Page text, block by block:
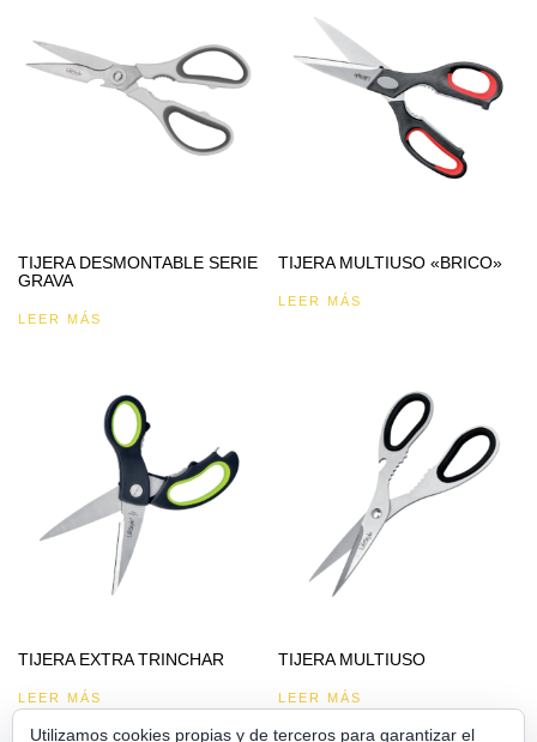
TIJERA DESMONTABLE SERIE
GRAVA
LEER MÁS
TIJERA MULTIUSO «BRICO»
LEER MÁS
TIJERA EXTRA TRINCHAR
LEER MÁS
TIJERA MULTIUSO
LEER MÁS
Utilizamos cookies propias y de terceros para garantizar el